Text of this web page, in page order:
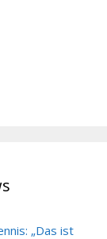
„Das ist